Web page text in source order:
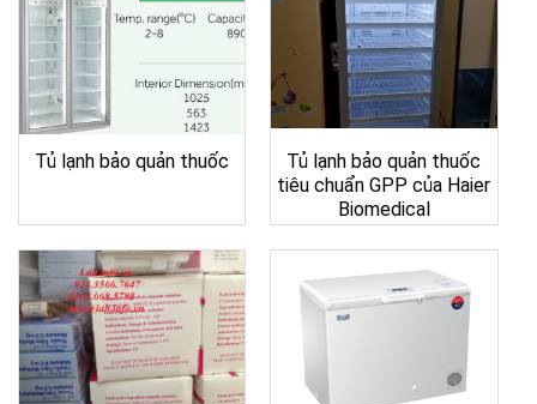
Tủ lạnh bảo quản thuốc
Tủ lạnh bảo quản thuốc
tiêu chuẩn GPP của Haier
Biomedical